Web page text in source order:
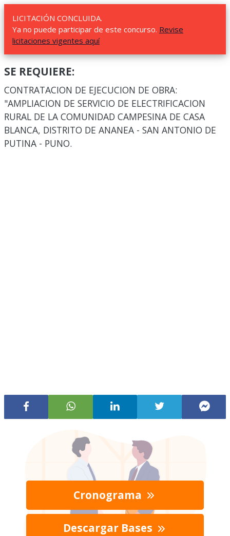
LICITACIÓN CONCLUIDA.
Ya no puede participar de este concurso. Revise
licitaciones vigentes aquí
SE REQUIERE:
CONTRATACION DE EJECUCION DE OBRA:
"AMPLIACION DE SERVICIO DE ELECTRIFICACION
RURAL DE LA COMUNIDAD CAMPESINA DE CASA
BLANCA, DISTRITO DE ANANEA - SAN ANTONIO DE
PUTINA - PUNO.
Cronograma
Descargar Bases